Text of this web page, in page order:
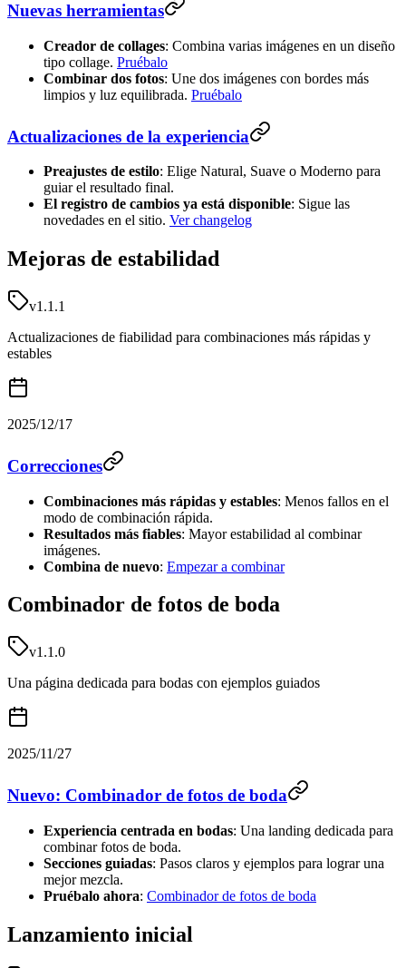
Nuevas herramientas
Creador de collages: Combina varias imágenes en un diseño
tipo collage. Pruébalo
Combinar dos fotos: Une dos imágenes con bordes más
limpios y luz equilibrada. Pruébalo
Actualizaciones de la experiencia
Preajustes de estilo: Elige Natural, Suave o Moderno para
guiar el resultado final.
El registro de cambios ya está disponible: Sigue las
novedades en el sitio. Ver changelog
Mejoras de estabilidad
v1.1.1
Actualizaciones de fiabilidad para combinaciones más rápidas y
estables
2025/12/17
Correcciones
Combinaciones más rápidas y estables: Menos fallos en el
modo de combinación rápida.
Resultados más fiables: Mayor estabilidad al combinar
imágenes.
Combina de nuevo: Empezar a combinar
Combinador de fotos de boda
v1.1.0
Una página dedicada para bodas con ejemplos guiados
2025/11/27
Nuevo: Combinador de fotos de boda
Experiencia centrada en bodas: Una landing dedicada para
combinar fotos de boda.
Secciones guiadas: Pasos claros y ejemplos para lograr una
mejor mezcla.
Pruébalo ahora: Combinador de fotos de boda
Lanzamiento inicial